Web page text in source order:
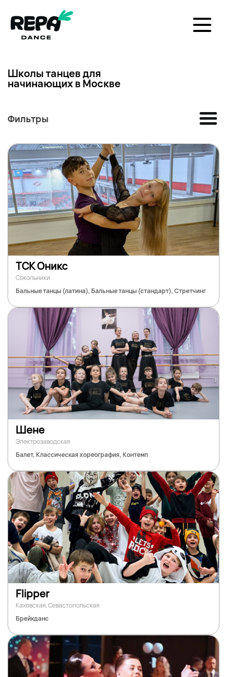
Школы танцев для
начинающих в Москве
Фильтры
ТСК Оникс
Сокольники
Бальные танцы (латина), Бальные танцы (стандарт), Стретчинг
Шене
Электрозаводская
Балет, Классическая хореография, Контемп
Flipper
Каховская, Севастопольская
Брейкданс